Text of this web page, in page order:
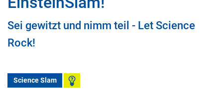
Sei gewitzt und nimm teil - Let Science
Rock!
Science Slam